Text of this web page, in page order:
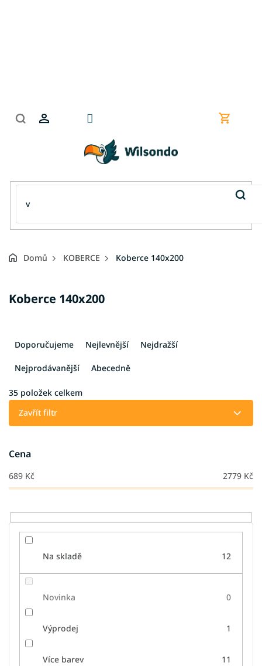
Nákupní
Domů KOBERCE Koberce 140x200
Koberce 140x200
í
p
u
k
t
Doporučujeme Nejlevnější Nejdražší
Nejprodávanější Abecedně
35 položek celkem
Zavřít filtr
Cena
689 Kč 2779 Kč
Na skladě 12
Novinka 0
Výprodej 1
Více barev 11